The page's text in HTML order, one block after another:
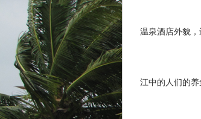
温泉酒店外貌，
江中的人们的